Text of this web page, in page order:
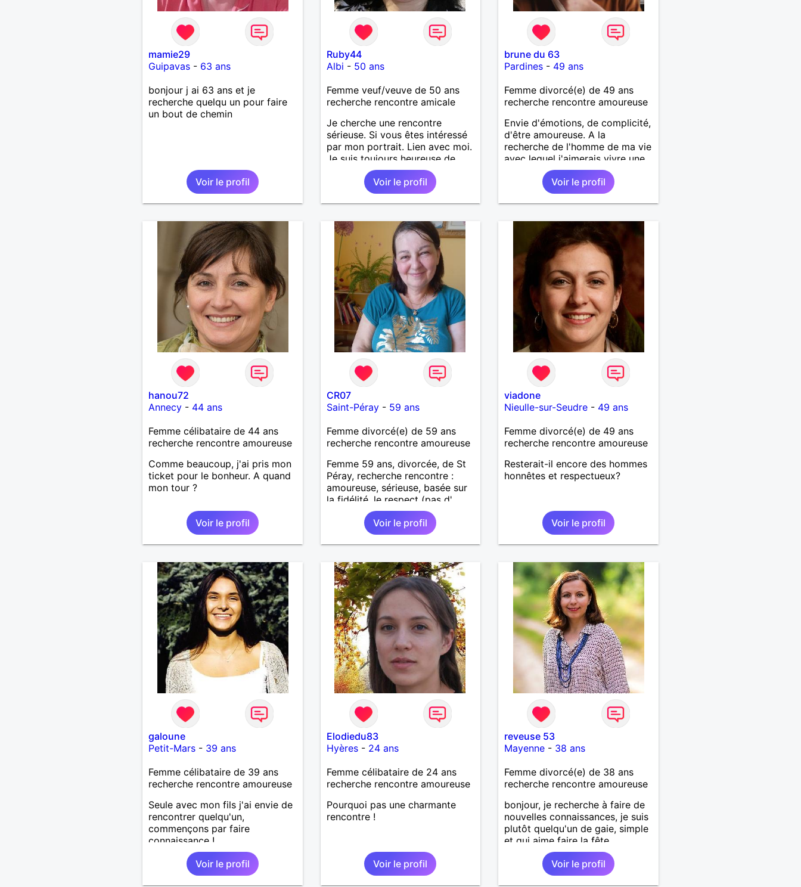
mamie29
Guipavas- 63 ans
bonjour j ai 63 ans et je
recherche quelqu un pour faire
un bout de chemin
Voir le profil
Ruby44
Albi - 50 ans
Femme veuf/veuve de 50 ans
recherche rencontre amicale
Je cherche une rencontre
sérieuse. Si vous êtes intéressé
par mon portrait. Lien avec moi.
Je suis toujours heureuse de
vous accueillir.
Voir le profil
brune du 63
Pardines - 49 ans
Femme divorcé(e) de 49 ans
recherche rencontre amoureuse
Envie d'émotions, de complicité,
d'être amoureuse. A la
recherche de l'homme de ma vie
avec lequel j'aimerais vivre une
vraie histoire et partager le
quotidien. Il devra être sincère,
responsable, ambitieux,
entreprenant, fort de caractère
saura me chouchouter et me
mettre en valeur, me donner son
amour et attention. Merci de
m'avoir lu et à bientôt...
Voir le profil
hanou72
Annecy- 44 ans
Femme célibataire de 44 ans
recherche rencontre amoureuse
Comme beaucoup, j'ai pris mon
ticket pour le bonheur. A quand
mon tour ?
Voir le profil
CR07
Saint-Péray- 59 ans
Femme divorcé(e) de 59 ans
recherche rencontre amoureuse
Femme 59 ans, divorcée, de St
Péray, recherche rencontre :
amoureuse, sérieuse, basée sur
la fidélité, le respect (pas d'
aventure d'un soir). Rien ne vaut
une rencontre après quelques
échanges par messages pour
savoir si il y a un feeling entre
Au plaisir de se découvrir...
Voir le profil
viadone
Nieulle-sur-Seudre - 49 ans
Femme divorcé(e) de 49 ans
recherche rencontre amoureuse
Resterait-il encore des hommes
honnêtes et respectueux?
Voir le profil
galoune
Petit-Mars- 39 ans
Femme célibataire de 39 ans
recherche rencontre amoureuse
Seule avec mon fils j'ai envie de
rencontrer quelqu'un,
commençons par faire
connaissance !
Voir le profil
Elodiedu83
Hyères- 24 ans
Femme célibataire de 24 ans
recherche rencontre amoureuse
Pourquoi pas une charmante
rencontre !
Voir le profil
reveuse 53
Mayenne - 38 ans
Femme divorcé(e) de 38 ans
recherche rencontre amoureuse
bonjour, je recherche à faire de
nouvelles connaissances, je suis
plutôt quelqu'un de gaie, simple
et qui aime faire la fête.
Voir le profil